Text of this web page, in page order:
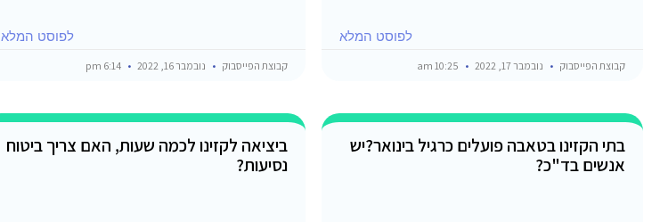
לפוסט המלא
קבוצת הפייסבוק נובמבר 17, 2022
לפוסט המלא
קבוצת הפייסבוק נובמבר 16, 2022 6:14 pm
בתי הקזינו בטאבה פועלים כרגיל בינואר?יש
אנשים בד"כ?
ביציאה לקזינו לכמה שעות, האם צריך ביטוח
נסיעות?